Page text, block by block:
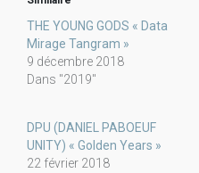
THE YOUNG GODS « Data
Mirage Tangram »
9 décembre 2018
Dans "2019"
DPU (DANIEL PABOEUF
UNITY) « Golden Years »
22 février 2018